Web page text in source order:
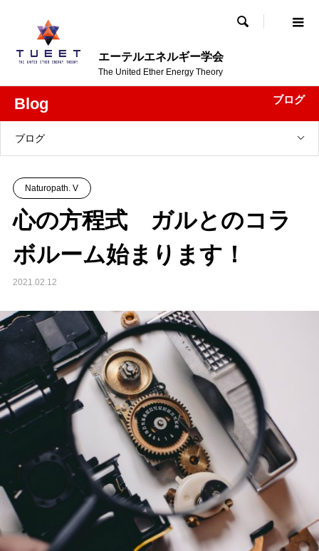
エーテルエネルギー学会
The United Ether Energy Theory

Blog ブログ
ブログ
Naturopath. V
心の方程式 ガルとのコラ
ボルーム始まります！
2021.02.12